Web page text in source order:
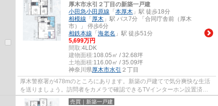
厚木市水引２丁目の新築一戸建
小田急小田原線 「 本厚木 」駅 徒歩18分
相模線 「 厚木 」駅 バス7分 「合同庁舎前（厚木
市）」 停歩6分
相鉄本線 「 海老名 」駅 徒歩51分
5,699万円
間取:4LDK
建物面積:108.05㎡ / 32.68坪
土地面積:116.00㎡ / 35.09坪
神奈川県厚木市水引
２丁目
厚木警察署が478mのところにあります。新築の戸建てで気分爽快な生活
を送りましょう。訪問者をカメラで確認できるTVインターホン設置済
み。新築ならではの「新しさ」がとても魅力です...
売買｜新築一戸建